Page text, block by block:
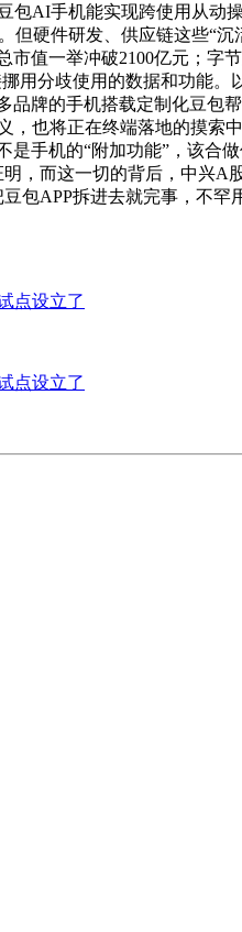
包AI手机能实现跨使用从动
但硬件研发、供应链这些“
市值一举冲破2100亿元；
用分歧使用的数据和功能
牌的手机搭载定制化豆包
，也将正在终端落地的摸
手机的“附加功能”，该合
，而这一切的背后，中兴
包APP拆进去就完事，不
点设立了
点设立了